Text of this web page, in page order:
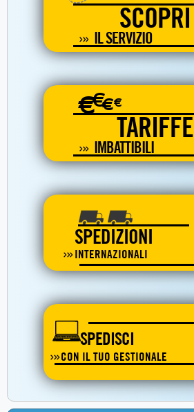
SCOPRI
IL SERVIZIO
€€€€
TARIFFE
IMBATTIBILI
SPEDIZIONI
INTERNAZIONALI
SPEDISCI
CON IL TUO GESTIONALE